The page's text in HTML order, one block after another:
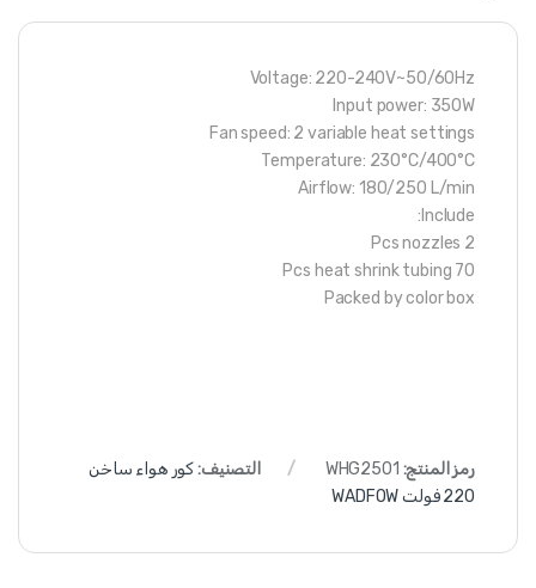
Voltage: 220-240V~50/60Hz
Input power: 350W
Fan speed: 2 variable heat settings
Temperature: 230°C/400°C
Airflow: 180/250 L/min
Include:
2 Pcs nozzles
70 Pcs heat shrink tubing
Packed by color box
رمز المنتج: WHG2501 التصنيف:كور هواء ساخن
220 فولت WADFOW